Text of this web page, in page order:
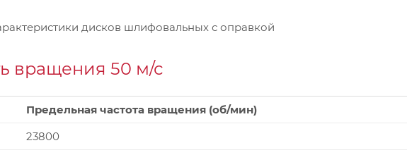
дисков шлифовальных с оправкой
вращения 50 м/с
Предельная частота вращения (об/мин)
23800